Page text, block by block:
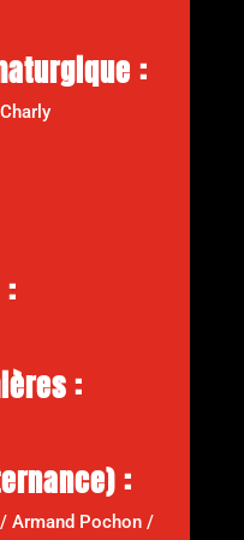
:
:
:
:
Armand Pochon /